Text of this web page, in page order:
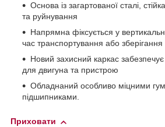
Основа із загартованої сталі,
та руйнування
Напрямна фіксується у
час транспортування або зберігання
Новий захисний каркас
для двигуна та пристрою
Обладнаний особливо міцними
підшипниками.
Приховати